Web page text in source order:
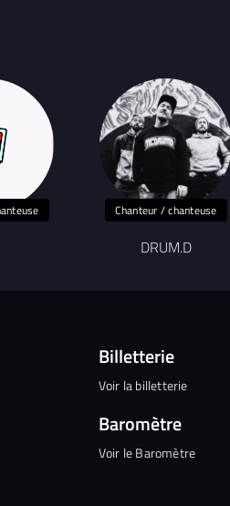
Chanteur / chanteuse
DRUM.D
Billetterie
Voir la billetterie
Baromètre
Voir le Baromètre